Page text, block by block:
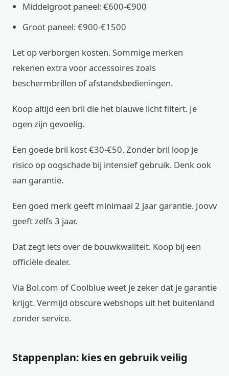
Middelgroot paneel: €600-€900
Groot paneel: €900-€1500
Let op verborgen kosten. Sommige merken
rekenen extra voor accessoires zoals
beschermbrillen of afstandsbedieningen.
Koop altijd een bril die het blauwe licht filtert. Je
ogen zijn gevoelig.
Een goede bril kost €30-€50. Zonder bril loop je
risico op oogschade bij intensief gebruik. Denk ook
aan garantie.
Een goed merk geeft minimaal 2 jaar garantie. Joovv
geeft zelfs 3 jaar.
Dat zegt iets over de bouwkwaliteit. Koop bij een
officiële dealer.
Via Bol.com of Coolblue weet je zeker dat je garantie
krijgt. Vermijd obscure webshops uit het buitenland
zonder service.
Stappenplan: kies en gebruik veilig